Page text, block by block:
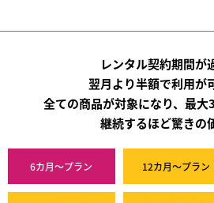
レンタル契約期間が
翌月より半額で利用が
全ての商品が対象になり、最大
継続するほど驚きの
6カ月～プラン 12カ月～プラン